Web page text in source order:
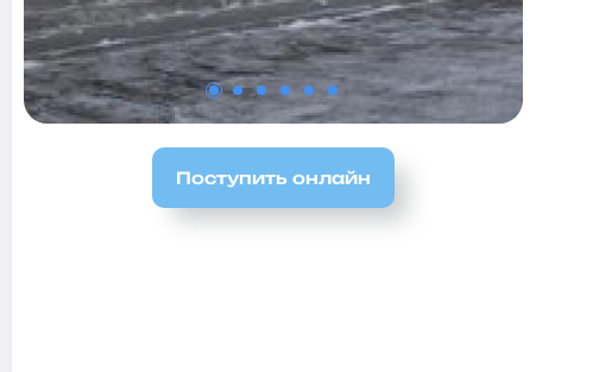
Поступить онлайн